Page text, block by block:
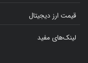
قیمت ارز دیجیتال
لینک‌های مفید